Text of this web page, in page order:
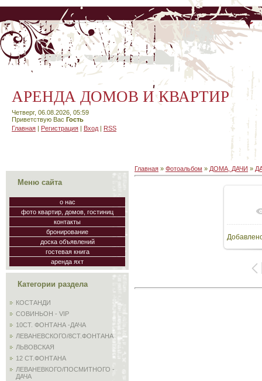
АРЕНДА ДОМОВ И КВАРТИР
Четверг, 06.08.2026, 05:59
Приветствую Вас Гость
Главная | Регистрация | Вход | RSS
Меню сайта
о нас
фото квартир, домов, гостиниц
контакты
бронирование
доска объявлений
гостевая книга
аренда яхт
Категории раздела
КОСТАНДИ
СОВИНЬОН - VIP
10СТ. ФОНТАНА -ДАЧА
ЛЕВАНЕВСКОГО/8СТ.ФОНТАНА
ЛЬВОВСКАЯ
12 СТ.ФОНТАНА
ЛЕВАНЕВКОГО/ПОСМИТНОГО -
ДАЧА
Главная » Фотоальбом » ДОМА, ДАЧИ »